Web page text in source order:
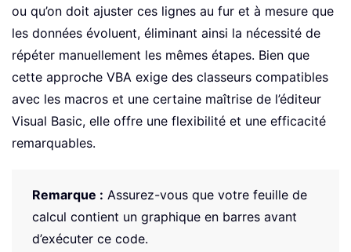
ou qu’on doit ajuster ces lignes au fur et à mesure que
les données évoluent, éliminant ainsi la nécessité de
répéter manuellement les mêmes étapes. Bien que
cette approche VBA exige des classeurs compatibles
avec les macros et une certaine maîtrise de l’éditeur
Visual Basic, elle offre une flexibilité et une efficacité
remarquables.
Remarque : Assurez-vous que votre feuille de
calcul contient un graphique en barres avant
d’exécuter ce code.